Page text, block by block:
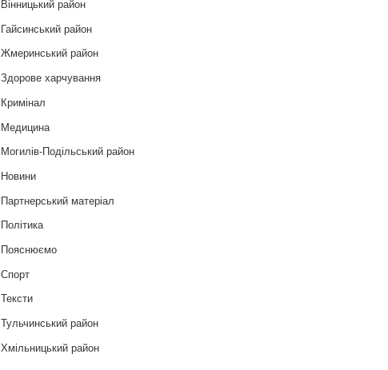
Вінницький район
Гайсинський район
Жмеринський район
Здорове харчування
Кримінал
Медицина
Могилів-Подільський район
Новини
Партнерський матеріал
Політика
Пояснюємо
Спорт
Тексти
Тульчинський район
Хмільницький район